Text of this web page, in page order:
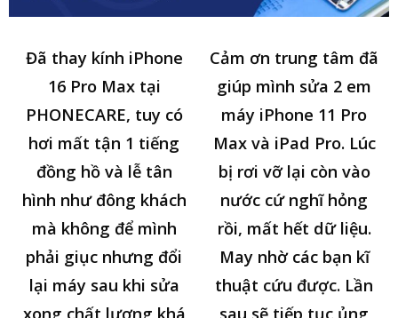
Đã thay kính iPhone
16 Pro Max tại
PHONECARE, tuy có
hơi mất tận 1 tiếng
đồng hồ và lễ tân
hình như đông khách
mà không để mình
phải giục nhưng đổi
lại máy sau khi sửa
xong chất lượng khá
Cảm ơn trung tâm đã
giúp mình sửa 2 em
máy iPhone 11 Pro
Max và iPad Pro. Lúc
bị rơi vỡ lại còn vào
nước cứ nghĩ hỏng
rồi, mất hết dữ liệu.
May nhờ các bạn kĩ
thuật cứu được. Lần
sau sẽ tiếp tục ủng